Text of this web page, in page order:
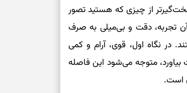
از چیزی که هستید تصور
تجربه، دقت و بی‌میلی به صرف
در نگاه اول، قوی، آرام و کمی
متوجه می‌شود این فاصله
است.